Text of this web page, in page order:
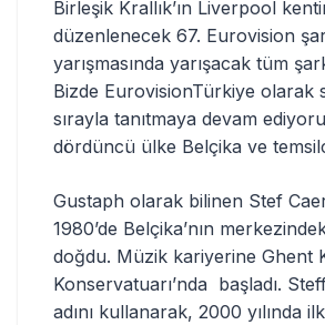
Birleşik Krallık’ın Liverpool
düzenlenecek 67. Eurovision
yarışmasında yarışacak tüm
Bizde EurovisionTürkiye olarak
sırayla tanıtmaya devam
dördüncü ülke Belçika ve
Gustaph olarak bilinen Stef
1980’de Belçika’nın
doğdu. Müzik kariyerine Ghent
Konservatuarı’nda başladı.
adını kullanarak, 2000 yılında ilk